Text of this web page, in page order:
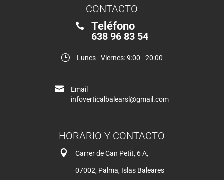
CONTACTO
 Teléfono
638 96 83 54
} Lunes - Viernes: 9:00 - 20:00

Email
infoverticalbalearsl@gmail.com
HORARIO Y CONTACTO
 Carrer de Can Petit, 6 A,
07002, Palma, Islas Baleares